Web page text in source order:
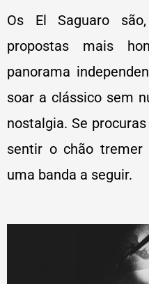
Os El Saguaro
propostas mais
panorama
soar a clássico sem
nostalgia. Se
sentir o chão
uma banda a seguir.